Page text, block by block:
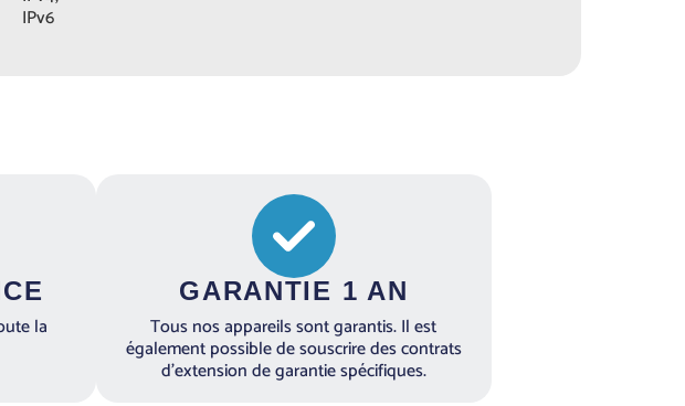
IPv6
la
GARANTIE 1 AN
Tous nos appareils sont garantis. Il est
également possible de souscrire des contrats
d’extension de garantie spécifiques.